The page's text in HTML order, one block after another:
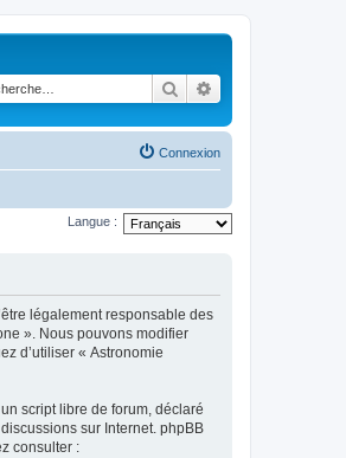
Rechercher
Connexion
Langue :
légalement responsable des
». Nous pouvons modifier
d’utiliser « Astronomie
script libre de forum, déclaré
sur Internet. phpBB
consulter :